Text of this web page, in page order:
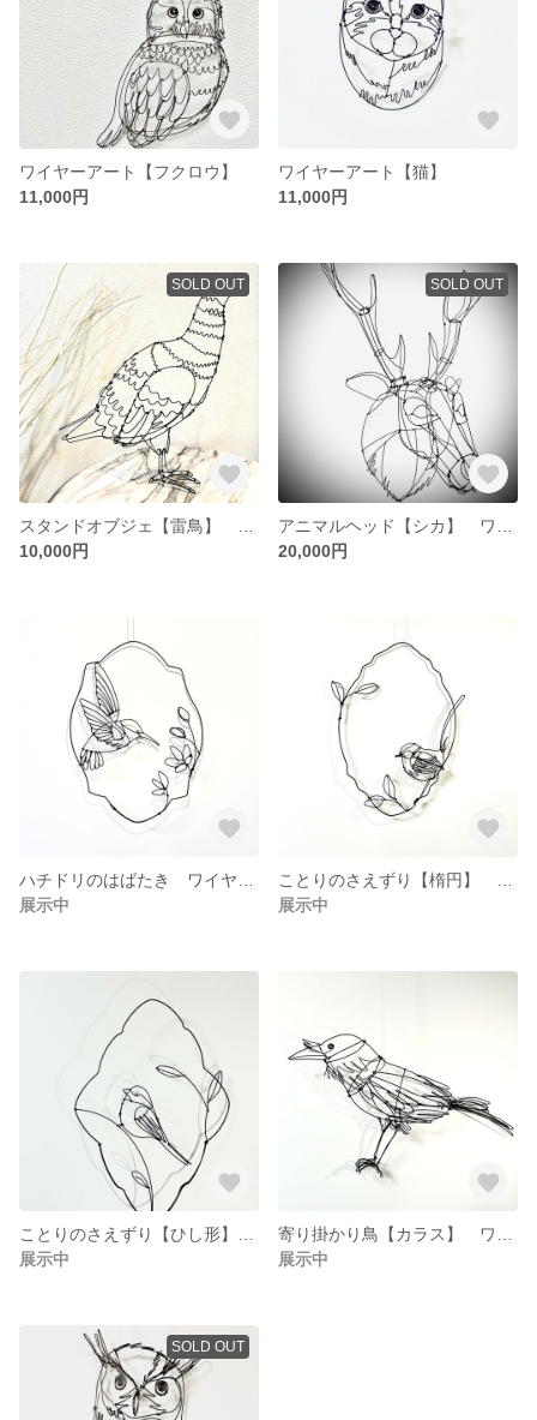
ワイヤーアート【フクロウ】
11,000円
ワイヤーアート【猫】
11,000円
SOLD OUT
10,000円
SOLD OUT
20,000円
展示中
展示中
展示中
展示中
SOLD OUT